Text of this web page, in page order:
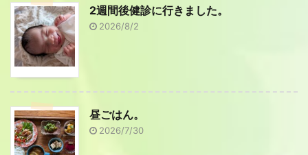
2週間後健診に行きました。
2026/8/2
昼ごはん。
2026/7/30